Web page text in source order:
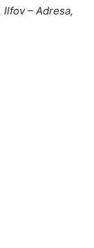
– Adresa,